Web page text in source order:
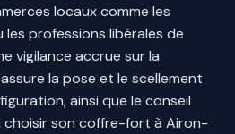
locaux comme les
les professions libérales de
vigilance accrue sur la
la pose et le scellement
ainsi que le conseil
choisir son coffre-fort à Airon-